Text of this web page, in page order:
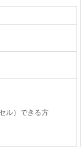
ル）できる方